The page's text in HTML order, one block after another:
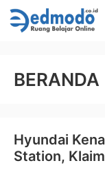
Skip
to
BERANDA
Hyundai
Station,